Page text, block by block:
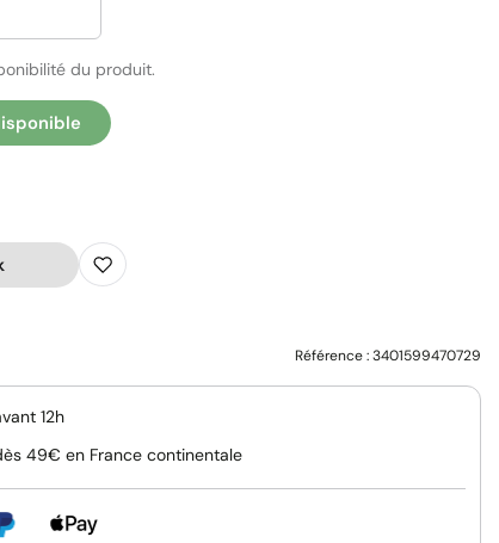
du produit.
Référence :3401599470729
12h
49€ en France continentale